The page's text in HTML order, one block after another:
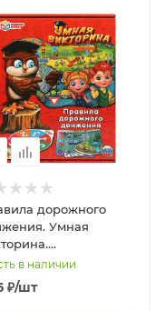
дорожного
Умная
Умные
353192
в наличии
₽/шт